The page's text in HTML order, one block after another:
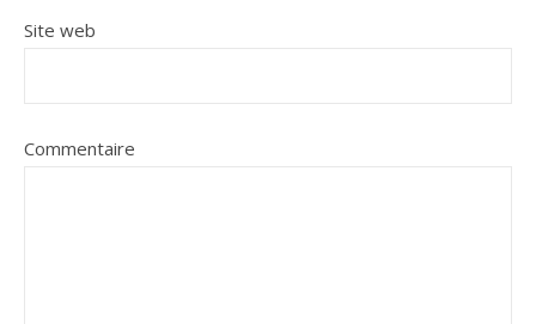
Site web
Commentaire